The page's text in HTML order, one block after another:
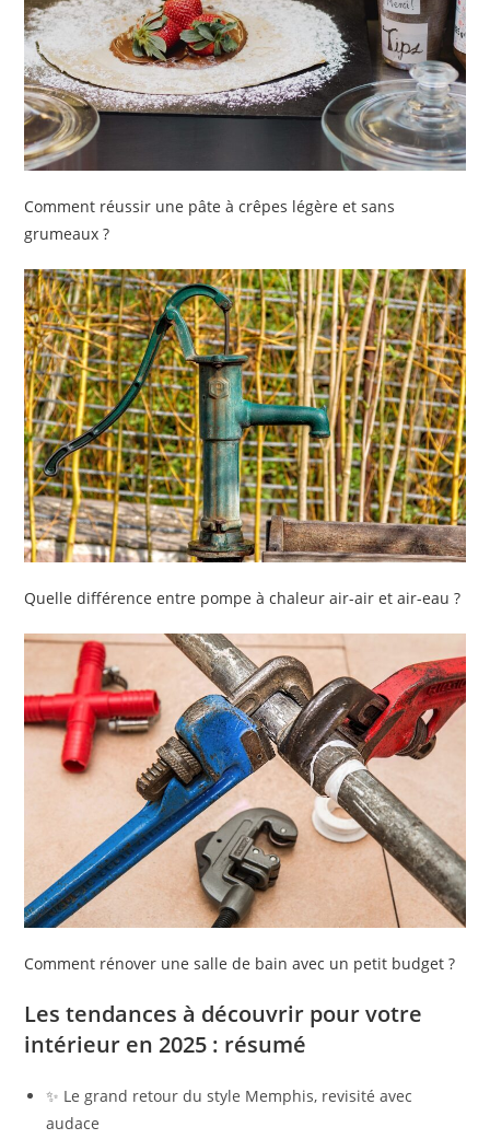
Comment réussir une pâte à crêpes légère et sans
grumeaux ?
Quelle différence entre pompe à chaleur air-air et air-eau ?
Comment rénover une salle de bain avec un petit budget ?
Les tendances à découvrir pour votre
intérieur en 2025 : résumé
✨ Le grand retour du style Memphis, revisité avec
audace